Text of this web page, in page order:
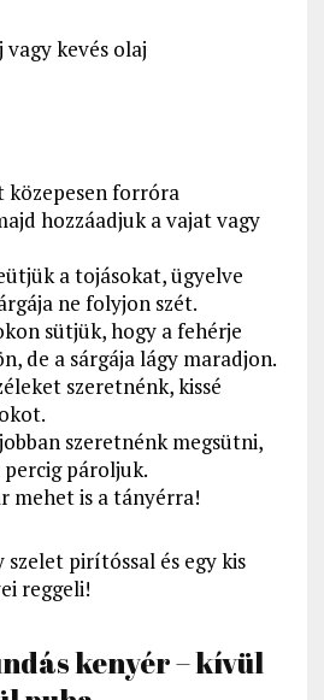
vagy kevés olaj
közepesen forróra
hozzáadjuk a vajat vagy
a tojásokat, ügyelve
ne folyjon szét.
sütjük, hogy a fehérje
de a sárgája lágy maradjon.
szeretnénk, kissé
szeretnénk megsütni,
pároljuk.
mehet is a tányérra!
szelet pirítóssal és egy kis
reggeli!
kenyér – kívül